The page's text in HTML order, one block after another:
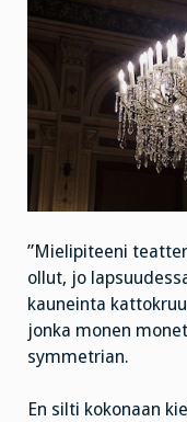
”Mielipiteeni
ollut, jo
kauneinta
jonka monen
symmetrian.
En silti kokonaan